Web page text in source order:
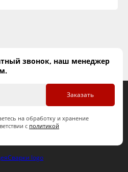
звонок, наш менеджер
Заказать
на обработку и хранение
с политикой